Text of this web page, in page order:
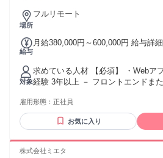
場所
フルリモート
給与
月給380,000円～600,000円 給与詳
れる通勤・皆勤・家族手当金額：
るその他手当金額：なし 想定年収：500万円～800万円 ※固定
残業代例：52,000円〜82,000円（
給） （20時間、超過分は全額支給） － 昇給：半期に一度
出社時全額支給 ■その他 ・給与は選考内容を元に、経験・ス
キルに応じて決定いたします 試用・研修期間：6ヶ月 試用・
研修期間の条件：本採用と同じ ・
により、会社と本人の協議の上、処
対象
求めている人材 【必須】 ・Webア
経験 3年以上 － フロントエンドまたはバックエンド、もしく
（FE/BE/Infra）に捉われず、課題解
自ら選定し習得する姿勢 ・AI活用開発の
Copilot, Cursor, Claude Code, Codexまたは 各種
ること ・チーム開発（コードレビ
雇用形態： 正社員
お気に入り
株式会社ミエタ